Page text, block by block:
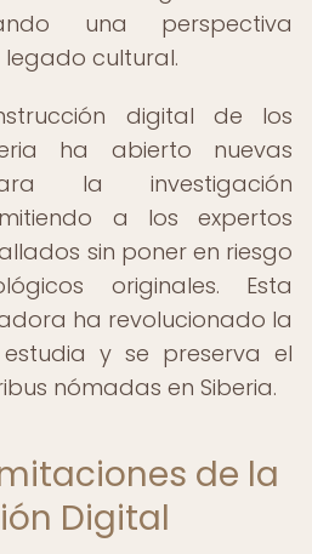
una perspectiva
cultural.
digital de los
ha abierto nuevas
la investigación
a los expertos
sin poner en riesgo
originales. Esta
ha revolucionado la
y se preserva el
nómadas en Siberia.
de la
Digital